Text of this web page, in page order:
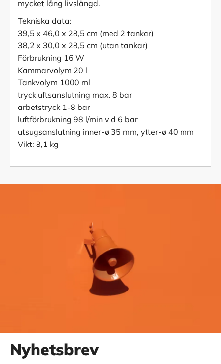
mycket lång livslängd.
Tekniska data:
39,5 x 46,0 x 28,5 cm (med 2 tankar)
38,2 x 30,0 x 28,5 cm (utan tankar)
Förbrukning 16 W
Kammarvolym 20 l
Tankvolym 1000 ml
tryckluftsanslutning max. 8 bar
arbetstryck 1-8 bar
luftförbrukning 98 l/min vid 6 bar
utsugsanslutning inner-ø 35 mm, ytter-ø 40 mm
Vikt: 8,1 kg
Nyhetsbrev